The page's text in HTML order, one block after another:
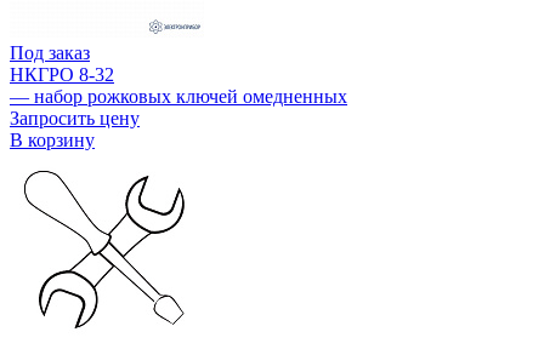
Под заказ
НКГРО 8-32
— набор рожковых ключей омедненных
Запросить цену
В корзину